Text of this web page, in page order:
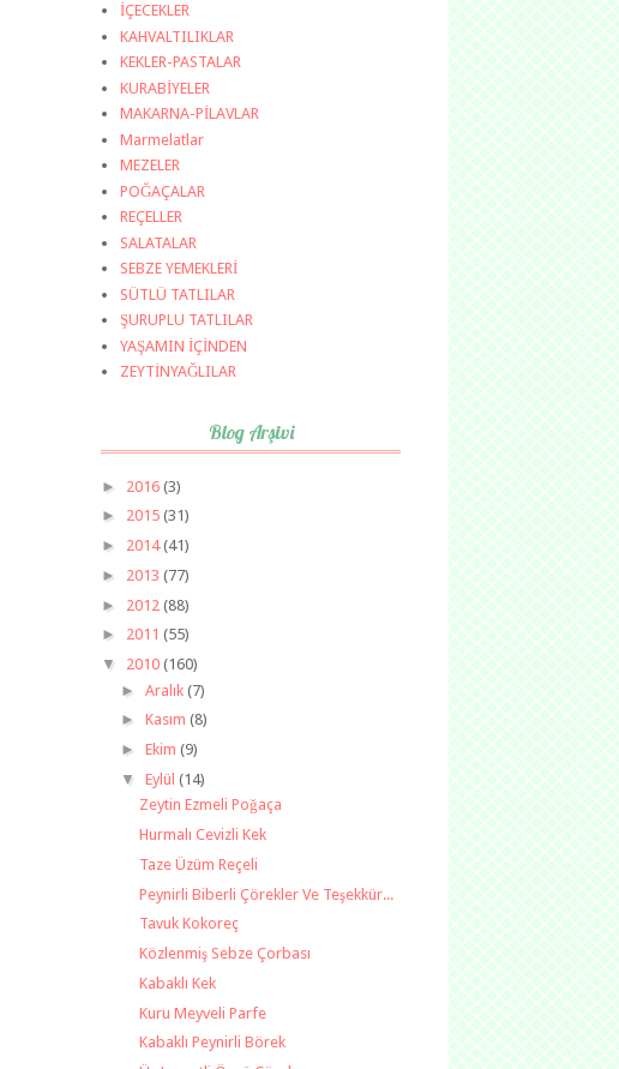
İÇECEKLER
KAHVALTILIKLAR
KEKLER-PASTALAR
KURABİYELER
MAKARNA-PİLAVLAR
Marmelatlar
MEZELER
POĞAÇALAR
REÇELLER
SALATALAR
SEBZE YEMEKLERİ
SÜTLÜ TATLILAR
ŞURUPLU TATLILAR
YAŞAMIN İÇİNDEN
ZEYTİNYAĞLILAR
Blog Arşivi
► 2016 (3)
► 2015 (31)
► 2014(41)
► 2013 (77)
► 2012 (88)
► 2011 (55)
▼ 2010 (160)
► Aralık (7)
► Kasım (8)
► Ekim (9)
▼ Eylül (14)
Zeytin Ezmeli Poğaça
Hurmalı Cevizli Kek
Taze Üzüm Reçeli
Peynirli Biberli Çörekler Ve Teşekkür...
Tavuk Kokoreç
Közlenmiş Sebze Çorbası
Kabaklı Kek
Kuru Meyveli Parfe
Kabaklı Peynirli Börek